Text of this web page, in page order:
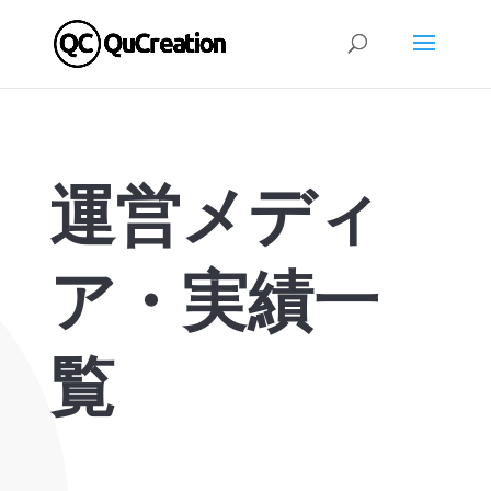
運営メディ
ア・実績一
覧